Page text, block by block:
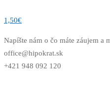
1,50€
Napíšte nám o čo máte záujem a
office@hipokrat.sk
+421 948 092 120